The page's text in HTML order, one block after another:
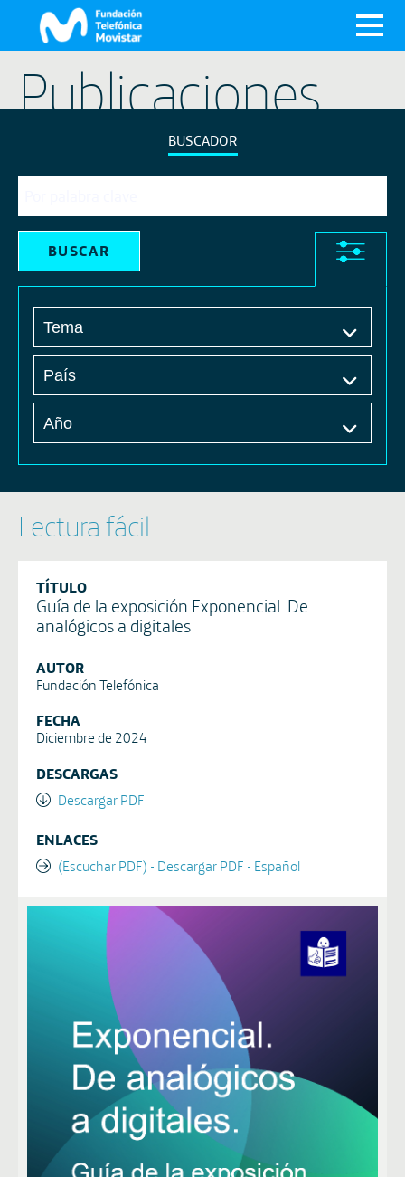
Publicaciones
BUSCADOR
Lectura fácil
TÍTULO
Guía de la exposición Exponencial. De
analógicos a digitales
AUTOR
Fundación Telefónica
FECHA
Diciembre de 2024
DESCARGAS
Descargar PDF
ENLACES
(Escuchar PDF) - Descargar PDF - Español